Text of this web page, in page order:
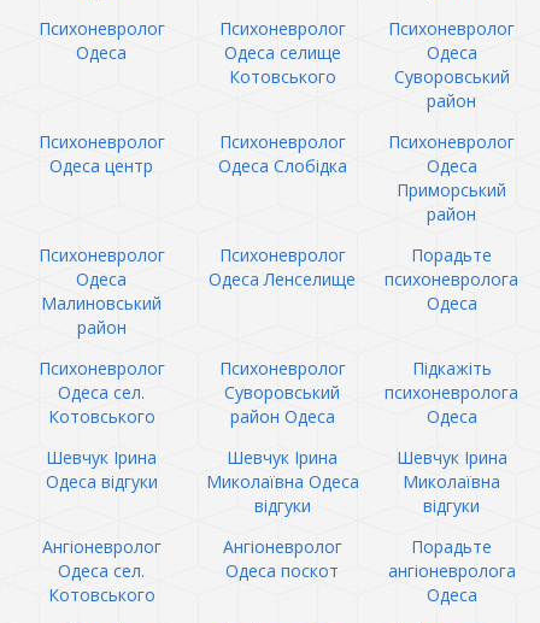
Психоневролог
Одеса
Психоневролог
Одеса селище
Котовського
Психоневролог
Одеса
Суворовський
район
Психоневролог
Одеса центр
Психоневролог
Одеса Слобідка
Психоневролог
Одеса
Приморський
район
Психоневролог
Одеса
Малиновський
район
Психоневролог
Одеса Ленселище
Порадьте
психоневролога
Одеса
Психоневролог
Одеса сел.
Котовського
Психоневролог
Суворовський
район Одеса
Підкажіть
психоневролога
Одеса
Шевчук Ірина
Одеса відгуки
Шевчук Ірина
Миколаївна Одеса
відгуки
Шевчук Ірина
Миколаївна
відгуки
Ангіоневролог
Одеса сел.
Котовського
Ангіоневролог
Одеса поскот
Порадьте
ангіоневролога
Одеса